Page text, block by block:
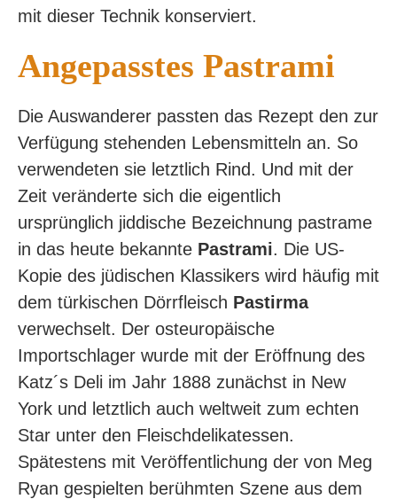
mit dieser Technik konserviert.
Angepasstes Pastrami
Die Auswanderer passten das Rezept den zur
Verfügung stehenden Lebensmitteln an. So
verwendeten sie letztlich Rind. Und mit der
Zeit veränderte sich die eigentlich
ursprünglich jiddische Bezeichnung pastrame
in das heute bekannte Pastrami. Die US-
Kopie des jüdischen Klassikers wird häufig mit
dem türkischen Dörrfleisch Pastirma
verwechselt. Der osteuropäische
Importschlager wurde mit der Eröffnung des
Katz´s Deli im Jahr 1888 zunächst in New
York und letztlich auch weltweit zum echten
Star unter den Fleischdelikatessen.
Spätestens mit Veröffentlichung der von Meg
Ryan gespielten berühmten Szene aus dem